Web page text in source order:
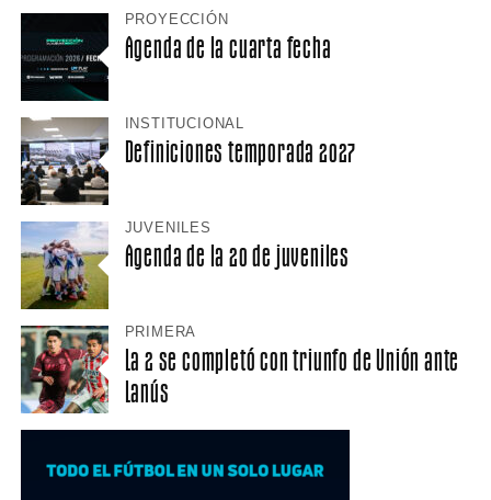
PROYECCIÓN
Agenda de la cuarta fecha
INSTITUCIONAL
Definiciones temporada 2027
JUVENILES
Agenda de la 20 de juveniles
PRIMERA
La 2 se completó con triunfo de Unión ante
Lanús